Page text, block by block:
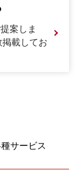
案しま
掲載してお
サービス